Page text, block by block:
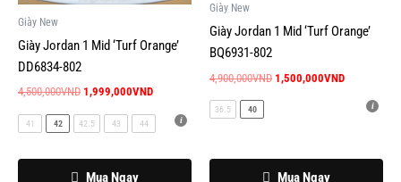
Giày New
Giày Jordan 1 Mid ‘Turf Orange’
DD6834-802
4,500,000VND 1,999,000VND
Mua Ngay
thể.
Các
tùy
chọn
có
được
41 42 42.5 43 44
Giày New
Giày Jordan 1 Mid ‘Turf Orange’
BQ6931-802
4,900,000VND 1,500,000VND
Mua Ngay
biến
thể.
Các
tùy
có
được
36.5 40